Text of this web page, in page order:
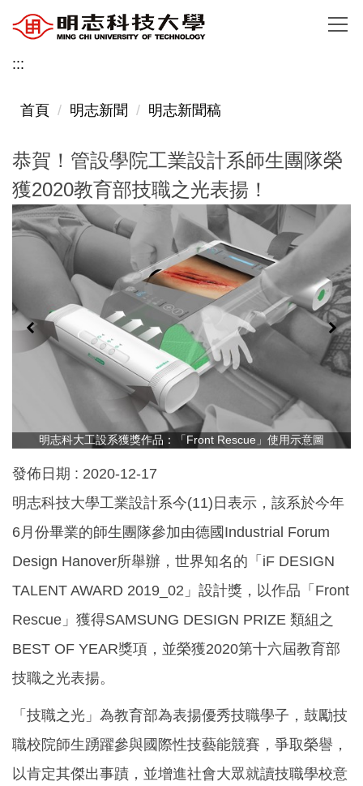
到
主
內
:::
首頁 明志新聞 明志新聞稿
恭賀！管設學院工業設計系師生團隊榮
獲2020教育部技職之光表揚！
明志科大工設系獲獎作品：「Front Rescue」使用示意圖
發佈日期 : 2020-12-17
明志科技大學工業設計系今(11)日表示，該系於今年
6月份畢業的師生團隊參加由德國Industrial Forum
Design Hanover所舉辦，世界知名的「iF DESIGN
TALENT AWARD 2019_02」設計獎，以作品「Front
Rescue」獲得SAMSUNG DESIGN PRIZE 類組之
BEST OF YEAR獎項，並榮獲2020第十六屆教育部
技職之光表揚。
「技職之光」為教育部為表揚優秀技職學子，鼓勵技
職校院師生踴躍參與國際性技藝能競賽，爭取榮譽，
以肯定其傑出事蹟，並增進社會大眾就讀技職學校意